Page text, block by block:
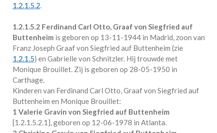
1.2.1.5.2.
1.2.1.5.2 Ferdinand Carl Otto, Graaf von Siegfried auf
Buttenheim is geboren op 13-11-1944 in Madrid, zoon van
Franz Joseph Graaf von Siegfried auf Buttenheim (zie
1.2.1.5) en Gabrielle von Schnitzler. Hij trouwde met
Monique Brouillet. Zij is geboren op 28-05-1950 in
Carthage.
Kinderen van Ferdinand Carl Otto, Graaf von Siegfried auf
Buttenheim en Monique Brouillet:
1 Valerie Gravin von Siegfried auf Buttenheim
[1.2.1.5.2.1 ], geboren op 12-06-1978 in Atlanta.